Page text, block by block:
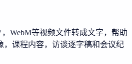
WebM等视频文件转成文字，帮助
，课程内容，访谈逐字稿和会议纪